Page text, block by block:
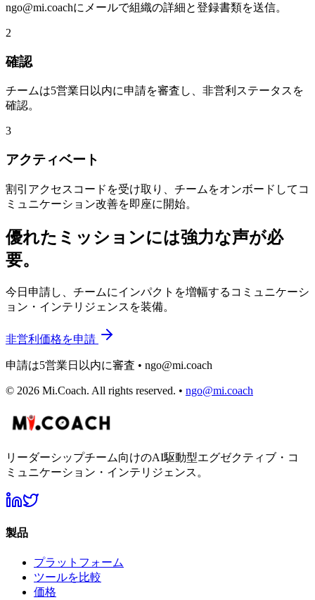
ngo@mi.coachにメールで組織の詳細と登録書類を送信。
2
確認
チームは5営業日以内に申請を審査し、非営利ステータスを
確認。
3
アクティベート
割引アクセスコードを受け取り、チームをオンボードしてコ
ミュニケーション改善を即座に開始。
優れたミッションには強力な声が必
要。
今日申請し、チームにインパクトを増幅するコミュニケーシ
ョン・インテリジェンスを装備。
非営利価格を申請
申請は5営業日以内に審査 • ngo@mi.coach
© 2026 Mi.Coach. All rights reserved. • ngo@mi.coach
リーダーシップチーム向けのAI駆動型エグゼクティブ・コ
ミュニケーション・インテリジェンス。
製品
プラットフォーム
ツールを比較
価格